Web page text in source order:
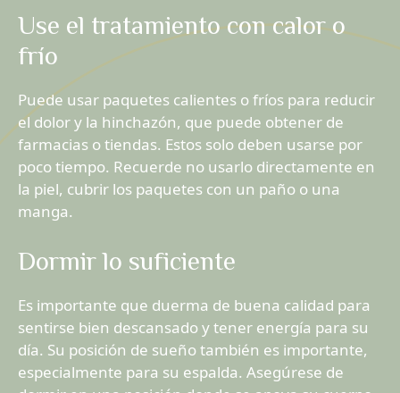
Use el tratamiento con calor o
frío
Puede usar paquetes calientes o fríos para reducir
el dolor y la hinchazón, que puede obtener de
farmacias o tiendas. Estos solo deben usarse por
poco tiempo. Recuerde no usarlo directamente en
la piel, cubrir los paquetes con un paño o una
manga.
Dormir lo suficiente
Es importante que duerma de buena calidad para
sentirse bien descansado y tener energía para su
día. Su posición de sueño también es importante,
especialmente para su espalda. Asegúrese de